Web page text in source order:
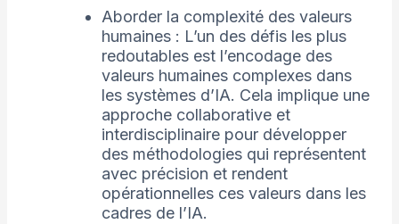
Aborder la complexité des valeurs
humaines : L’un des défis les plus
redoutables est l’encodage des
valeurs humaines complexes dans
les systèmes d’IA. Cela implique une
approche collaborative et
interdisciplinaire pour développer
des méthodologies qui représentent
avec précision et rendent
opérationnelles ces valeurs dans les
cadres de l’IA.